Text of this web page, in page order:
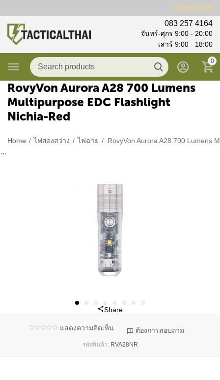
แจ้งชำระเงิน
083 257 4164
จันทร์-ศุกร 9:00 - 20:00
เสาร์ 9:00 - 18:00
0
RovyVon Aurora A28 700 Lumens
Multipurpose EDC Flashlight
Nichia-Red
Home / ไฟส่องสว่าง / ไฟฉาย /
Share
แสดงความคิดเห็น ต้องการสอบถาม
รหัสสินค้า: RVA28NR